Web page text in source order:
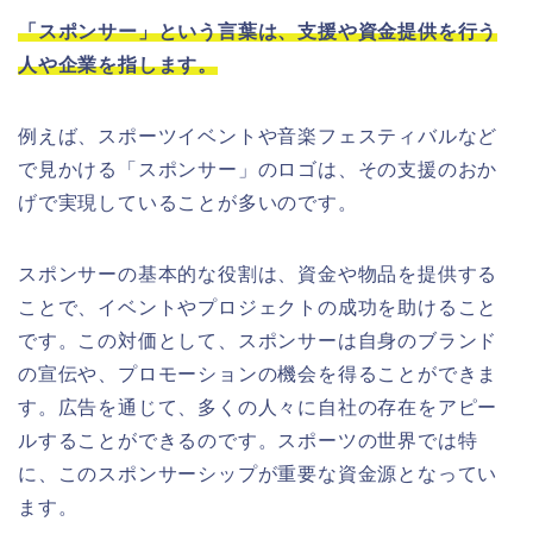
「スポンサー」という言葉は、支援や資金提供を行う
人や企業を指します。
例えば、スポーツイベントや音楽フェスティバルなど
で見かける「スポンサー」のロゴは、その支援のおか
げで実現していることが多いのです。
スポンサーの基本的な役割は、資金や物品を提供する
ことで、イベントやプロジェクトの成功を助けること
です。この対価として、スポンサーは自身のブランド
の宣伝や、プロモーションの機会を得ることができま
す。広告を通じて、多くの人々に自社の存在をアピー
ルすることができるのです。スポーツの世界では特
に、このスポンサーシップが重要な資金源となってい
ます。